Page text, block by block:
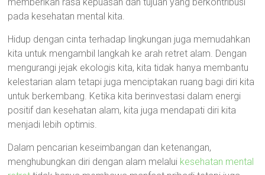
pada kesehatan mental kita.
Hidup dengan cinta terhadap lingkungan juga memudahkan
kita untuk mengambil langkah ke arah retret alam. Dengan
mengurangi jejak ekologis kita, kita tidak hanya membantu
kelestarian alam tetapi juga menciptakan ruang bagi diri kita
untuk berkembang. Ketika kita berinvestasi dalam energi
positif dan kesehatan alam, kita juga mendapati diri kita
menjadi lebih optimis.
Dalam pencarian keseimbangan dan ketenangan,
menghubungkan diri dengan alam melalui kesehatan mental